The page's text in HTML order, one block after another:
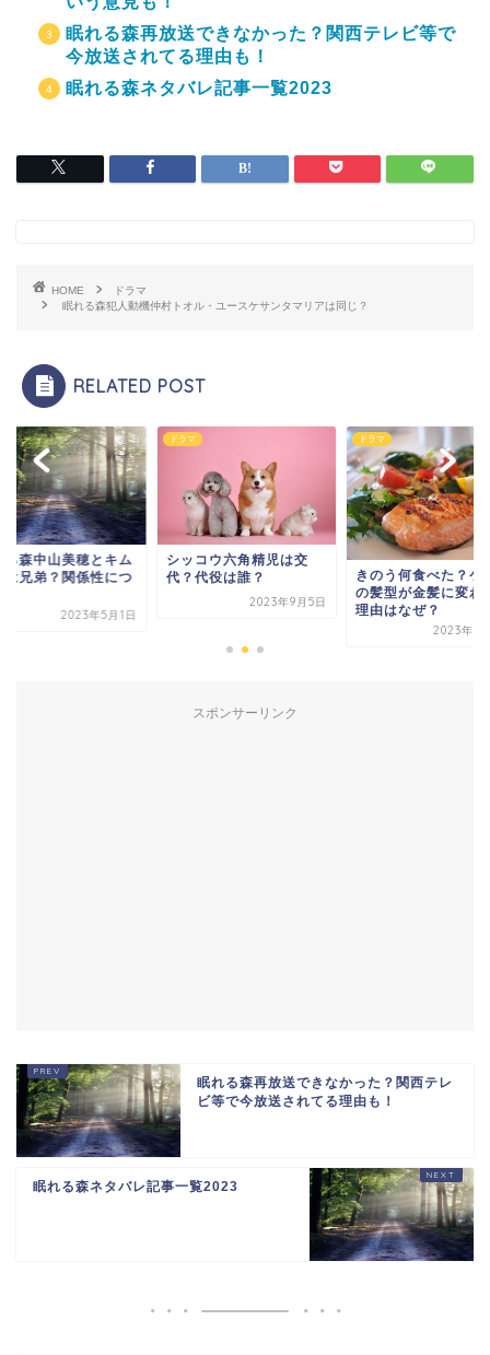
眠れる森再放送できなかった？関西テレビ等で
今放送されてる理由も！
眠れる森ネタバレ記事一覧2023
HOME
ドラマ
眠れる森犯人動機仲村トオル・ユースケサンタマリアは同じ？
RELATED POST
る森中山美穂とキム
は兄弟？関係性につ
2023年5月1日
ドラマ
シッコウ六角精児は交
代？代役は誰？
2023年9月5日
ドラマ
きのう何食べた？ケ
の髪型が金髪に変わ
理由はなぜ？
2023年10
スポンサーリンク
眠れる森再放送できなかった？関西テレ
ビ等で今放送されてる理由も！
眠れる森ネタバレ記事一覧2023